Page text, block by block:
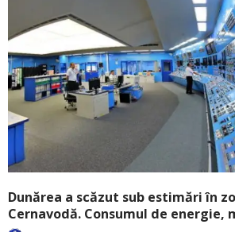
Dunărea a scăzut sub estimări în
Cernavodă. Consumul de energie,